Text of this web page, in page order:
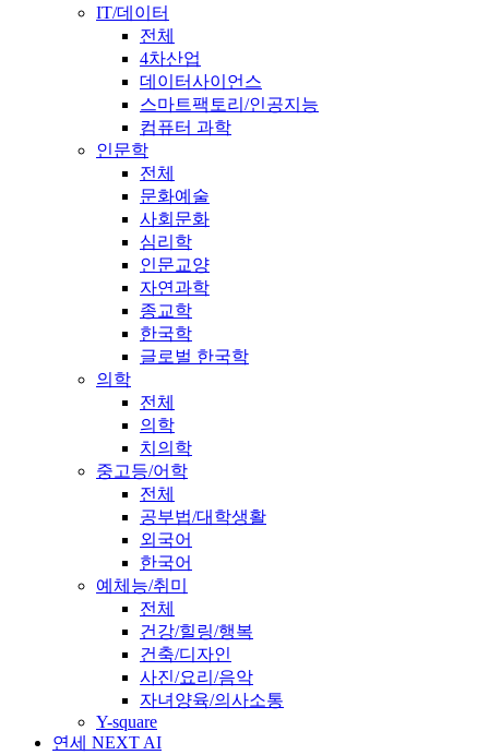
IT/데이터
전체
4차산업
데이터사이언스
스마트팩토리/인공지능
컴퓨터 과학
인문학
전체
문화예술
사회문화
심리학
인문교양
자연과학
종교학
한국학
글로벌 한국학
의학
전체
의학
치의학
중고등/어학
전체
공부법/대학생활
외국어
한국어
예체능/취미
전체
건강/힐링/행복
건축/디자인
사진/요리/음악
자녀양육/의사소통
Y-square
연세 NEXT AI